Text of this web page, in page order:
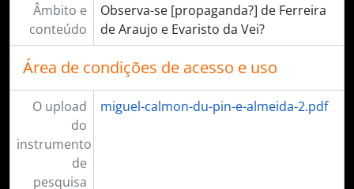
Âmbito e
conteúdo
Observa-se [propaganda?] de Ferreira
de Araujo e Evaristo da Vei?
Área de condições de acesso e uso
O upload
do
instrumento
de
pesquisa
miguel-calmon-du-pin-e-almeida-2.pdf